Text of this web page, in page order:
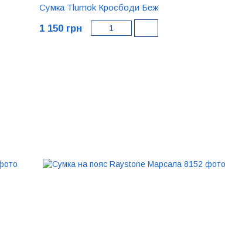
Сумка Tlumok Кросбоди Беж
1 150 грн